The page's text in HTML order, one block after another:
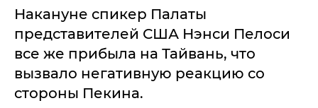
Накануне спикер Палаты
представителей США Нэнси Пелоси
все же прибыла на Тайвань, что
вызвало негативную реакцию со
стороны Пекина.